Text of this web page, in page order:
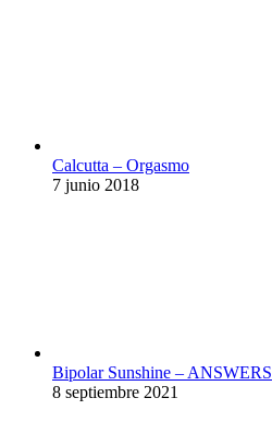
Calcutta – Orgasmo
7 junio 2018
Bipolar Sunshine – ANSWERS
8 septiembre 2021